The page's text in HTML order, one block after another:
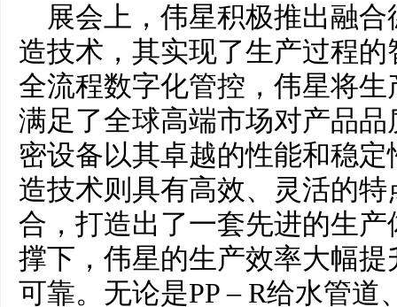
展会上，伟星积极推出融
造技术，其实现了生产过程
全流程数字化管控，伟星将
满足了全球高端市场对产品
密设备以其卓越的性能和稳
造技术则具有高效、灵活的
合，打造出了一套先进的生
撑下，伟星的生产效率大幅
可靠。无论是PP – R给水管道